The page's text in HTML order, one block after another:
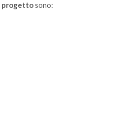
progettosono: